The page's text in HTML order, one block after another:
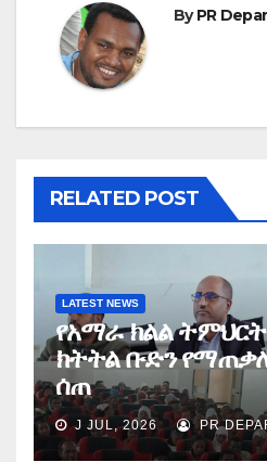
ByPR
RELATED POST
LATEST NEWS
የአማራ ክልል
ክትትል ቡድን
ሰጠ
J JUL, 2026 PR